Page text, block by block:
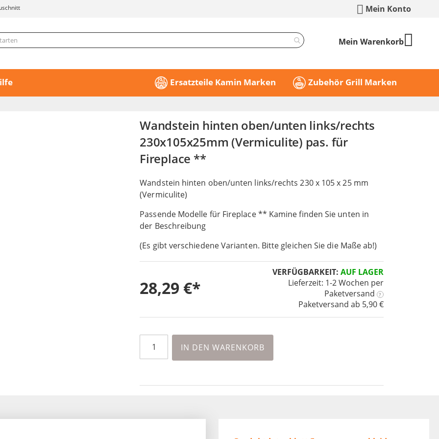
Mein Konto
Mein Warenkorb
Ersatzteile Kamin Marken Zubehör Grill Marken
Wandstein hinten oben/unten links/rechts
230x105x25mm (Vermiculite) pas. für
Fireplace **
Wandstein hinten oben/unten links/rechts 230 x 105 x 25 mm
(Vermiculite)
Passende Modelle für Fireplace ** Kamine finden Sie unten in
der Beschreibung
(Es gibt verschiedene Varianten. Bitte gleichen Sie die Maße ab!)
VERFÜGBARKEIT: AUF LAGER
Lieferzeit: 1-2 Wochen per
Paketversand
?
Paketversand ab 5,90 €
28,29 €
IN DEN WARENKORB